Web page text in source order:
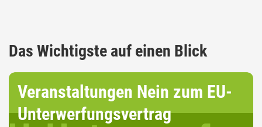
Das Wichtigste auf einen Blick
Veranstaltungen Nein zum EU-
Unterwerfungsvertrag